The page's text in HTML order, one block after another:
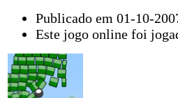
Publicado em 01-10-
Este jogo online foi